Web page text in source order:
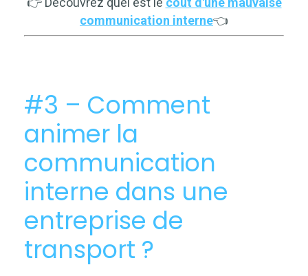
communication interne👈
#3 – Comment
animer la
communication
interne dans une
entreprise de
transport ?